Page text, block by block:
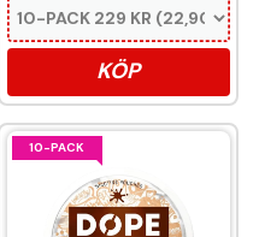
KÖP
10-PACK